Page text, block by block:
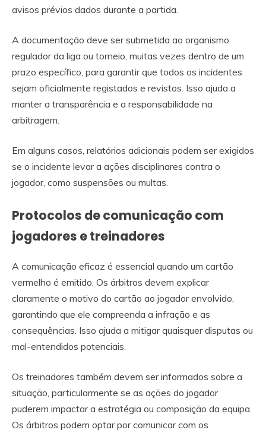
avisos prévios dados durante a partida.
A documentação deve ser submetida ao organismo
regulador da liga ou torneio, muitas vezes dentro de um
prazo específico, para garantir que todos os incidentes
sejam oficialmente registados e revistos. Isso ajuda a
manter a transparência e a responsabilidade na
arbitragem.
Em alguns casos, relatórios adicionais podem ser exigidos
se o incidente levar a ações disciplinares contra o
jogador, como suspensões ou multas.
Protocolos de comunicação com
jogadores e treinadores
A comunicação eficaz é essencial quando um cartão
vermelho é emitido. Os árbitros devem explicar
claramente o motivo do cartão ao jogador envolvido,
garantindo que ele compreenda a infração e as
consequências. Isso ajuda a mitigar quaisquer disputas ou
mal-entendidos potenciais.
Os treinadores também devem ser informados sobre a
situação, particularmente se as ações do jogador
puderem impactar a estratégia ou composição da equipa.
Os árbitros podem optar por comunicar com os